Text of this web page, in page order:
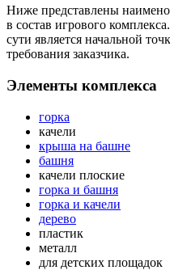
Ниже представлены
в состав игрового
сути является начальной
требования заказчика.
Элементы комплекса
горка
качели
крыша на башне
башня
качели плоские
горка и башня
горка и качели
дерево
пластик
металл
для детских площадок